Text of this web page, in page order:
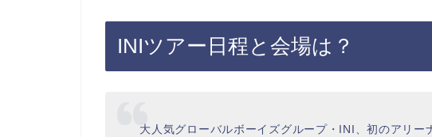
INIツアー日程と会場は？
大人気グローバルボーイズグループ・INI、初のアリー